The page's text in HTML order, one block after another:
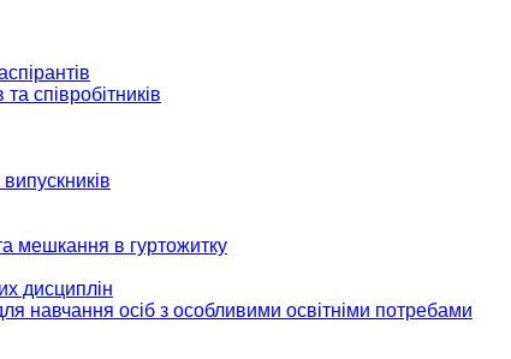
співробітників
мешкання в гуртожитку
дисциплін
навчання осіб з особливими освітніми потребами